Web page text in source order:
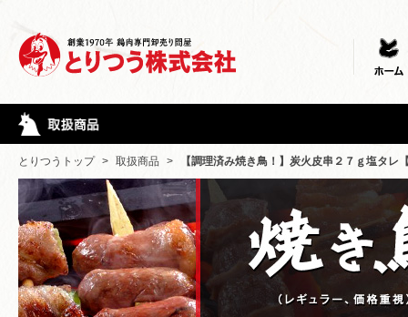
とりつうトップ > 取扱商品 > 【調理済み焼き鳥！】炭火皮串２７ｇ塩タレ